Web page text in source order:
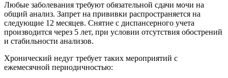
Любые заболевания требуют обязательной сдачи мочи на
общий анализ. Запрет на прививки распространяется на
следующие 12 месяцев. Снятие с диспансерного учета
производится через 5 лет, при условии отсутствия обострений
и стабильности анализов.
Хронический недуг требует таких мероприятий с
ежемесячной периодичностью: